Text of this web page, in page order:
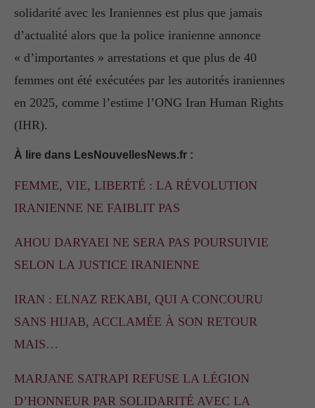
solidarité avec les Iraniennes est plus que jamais
d’actualité alors que la police iranienne annonce
« d’importantes » arrestations et que plus de 40
femmes ont été exécutées par les autorités iraniennes
en 2025, comme l’estime l’ONG Iran Human Rights
(IHR).
À lire dans LesNouvellesNews.fr :
FEMME, VIE, LIBERTÉ : LA RÉVOLUTION
IRANIENNE NE FAIBLIT PAS
AHOU DARYAEI NE SERA PAS POURSUIVIE
SELON LA JUSTICE IRANIENNE
IRAN : ELNAZ REKABI, QUI A CONCOURU
SANS HIJAB, ACCLAMÉE À SON RETOUR
MAIS…
MARJANE SATRAPI REFUSE LA LÉGION
D’HONNEUR PAR SOLIDARITÉ AVEC LA